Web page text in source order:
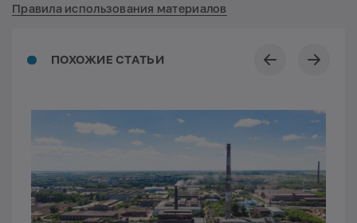
ПОХОЖИЕ СТАТЬИ
Правила использования материалов